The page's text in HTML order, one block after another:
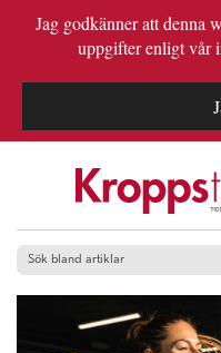
Jag godkänner att denna
uppgifter enligt vår